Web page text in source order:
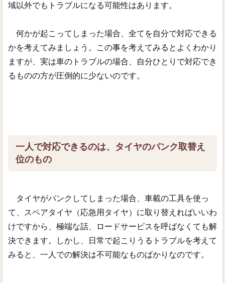
域以外でもトラブルになる可能性はあります。
何かが起こってしまった場合、全てを自分で対応できる
かを考えてみましょう。この事を考えてみるとよくわかり
ますが、実は車のトラブルの場合、自分ひとりで対応でき
るものの方が圧倒的に少ないのです。
一人で対応できるのは、タイヤのパンク取替え
位のもの
タイヤがパンクしてしまった場合、車載の工具を使っ
て、スペアタイヤ（応急用タイヤ）に取り替えればいいわ
けですから、極端な話、ロードサービスを呼ばなくても解
決できます。しかし、日常で起こりうるトラブルを考えて
みると、一人での解決は不可能なものばかりなのです。